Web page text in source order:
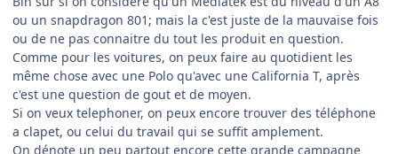
ou un snapdragon 801; mais la c'est juste de la mauvaise fois
ou de ne pas connaitre du tout les produit en question.
Comme pour les voitures, on peux faire au quotidient les
même chose avec une Polo qu'avec une California T, après
c'est une question de gout et de moyen.
Si on veux telephoner, on peux encore trouver des téléphone
a clapet, ou celui du travail qui se suffit amplement.
On dénote un peu partout encore cette grande campagne